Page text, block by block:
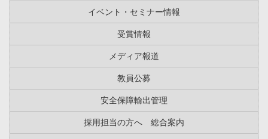
イベント・セミナー情報
受賞情報
メディア報道
教員公募
安全保障輸出管理
採用担当の方へ 総合案内